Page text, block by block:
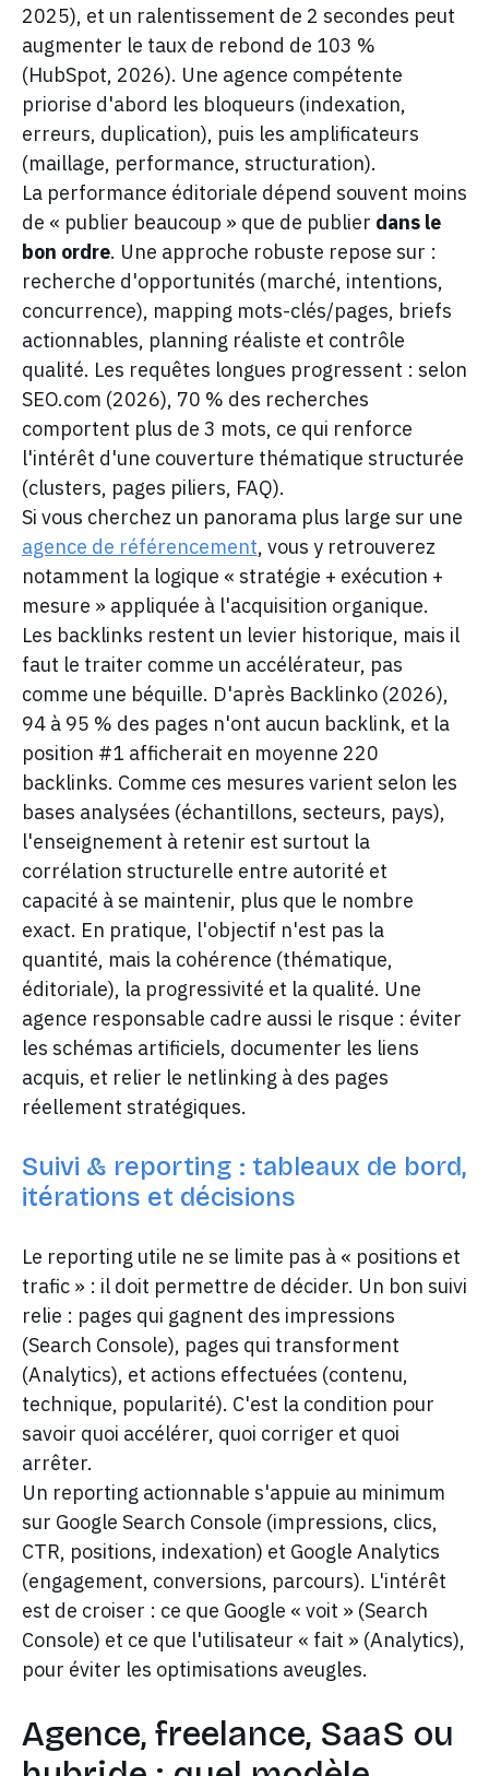
2025), et un ralentissement de 2 secondes peut
augmenter le taux de rebond de 103 %
(HubSpot, 2026). Une agence compétente
priorise d'abord les bloqueurs (indexation,
erreurs, duplication), puis les amplificateurs
(maillage, performance, structuration).
La performance éditoriale dépend souvent moins
de « publier beaucoup » que de publier dans le
bon ordre. Une approche robuste repose sur :
recherche d'opportunités (marché, intentions,
concurrence), mapping mots-clés/pages, briefs
actionnables, planning réaliste et contrôle
qualité. Les requêtes longues progressent : selon
SEO.com (2026), 70 % des recherches
comportent plus de 3 mots, ce qui renforce
l'intérêt d'une couverture thématique structurée
(clusters, pages piliers, FAQ).
Si vous cherchez un panorama plus large sur une
agence de référencement, vous y retrouverez
notamment la logique « stratégie + exécution +
mesure » appliquée à l'acquisition organique.
Les backlinks restent un levier historique, mais il
faut le traiter comme un accélérateur, pas
comme une béquille. D'après Backlinko (2026),
94 à 95 % des pages n'ont aucun backlink, et la
position #1 afficherait en moyenne 220
backlinks. Comme ces mesures varient selon les
bases analysées (échantillons, secteurs, pays),
l'enseignement à retenir est surtout la
corrélation structurelle entre autorité et
capacité à se maintenir, plus que le nombre
exact. En pratique, l'objectif n'est pas la
quantité, mais la cohérence (thématique,
éditoriale), la progressivité et la qualité. Une
agence responsable cadre aussi le risque : éviter
les schémas artificiels, documenter les liens
acquis, et relier le netlinking à des pages
réellement stratégiques.
Suivi & reporting : tableaux de bord,
itérations et décisions
Le reporting utile ne se limite pas à « positions et
trafic » : il doit permettre de décider. Un bon suivi
relie : pages qui gagnent des impressions
(Search Console), pages qui transforment
(Analytics), et actions effectuées (contenu,
technique, popularité). C'est la condition pour
savoir quoi accélérer, quoi corriger et quoi
arrêter.
Un reporting actionnable s'appuie au minimum
sur Google Search Console (impressions, clics,
CTR, positions, indexation) et Google Analytics
(engagement, conversions, parcours). L'intérêt
est de croiser : ce que Google « voit » (Search
Console) et ce que l'utilisateur « fait » (Analytics),
pour éviter les optimisations aveugles.
Agence, freelance, SaaS ou